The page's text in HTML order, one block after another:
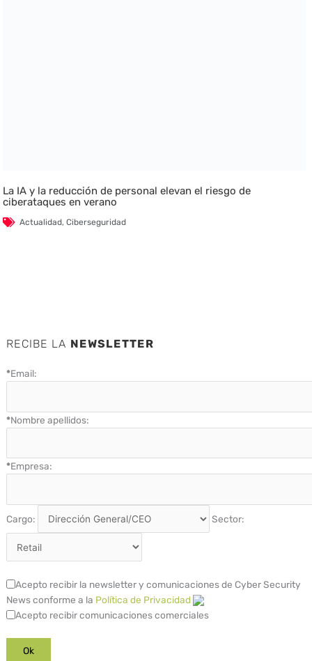
La IA y la reducción de personal elevan el riesgo de
ciberataques en verano
Actualidad,Ciberseguridad
RECIBE LA NEWSLETTER
*Email:
*Nombre apellidos:
*Empresa:
Cargo: Sector:
Acepto recibir la newsletter y comunicaciones de Cyber Security
News conforme a la Política de Privacidad
Acepto recibir comunicaciones comerciales